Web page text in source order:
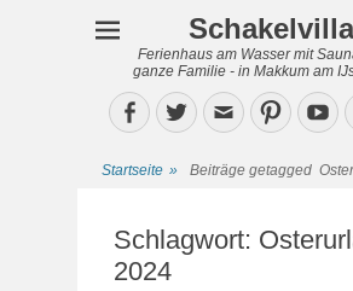
Schakelvilla
Ferienhaus am Wasser mit
ganze Familie - in Makkum am
Facebook
TwitterEmail
Startseite » Beiträge getagged
Schlagwort:
2024